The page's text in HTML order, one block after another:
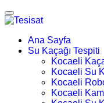
Ana Sayfa
Su Kaçağı Tespiti
Kocaeli
Kocaeli Su
Kocaeli
Kocaeli